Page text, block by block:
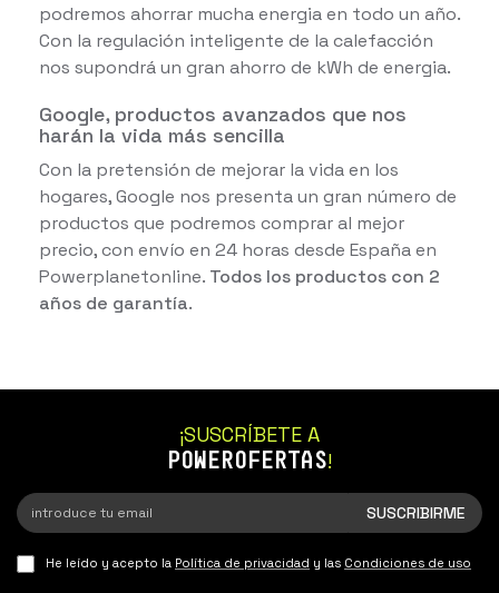
podremos ahorrar mucha energia en todo un año.
Con la regulación inteligente de la calefacción
nos supondrá un gran ahorro de kWh de energia.
Google, productos avanzados que nos
harán la vida más sencilla
Con la pretensión de mejorar la vida en los
hogares, Google nos presenta un gran número de
productos que podremos comprar al mejor
precio, con envío en 24 horas desde España en
Powerplanetonline. Todos los productos con 2
años de garantía.
¡SUSCRÍBETE A
POWEROFERTAS!
He leído y acepto la Política de privacidad y las Condiciones de uso